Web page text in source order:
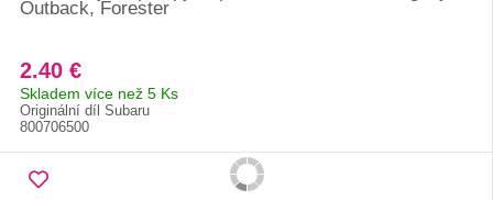
Outback, Forester
2.40 €
Skladem více než 5 Ks
Originální díl Subaru
800706500